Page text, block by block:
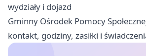
wydziały i dojazd
Gminny Ośrodek Pomocy
kontakt, godziny, zasiłki i